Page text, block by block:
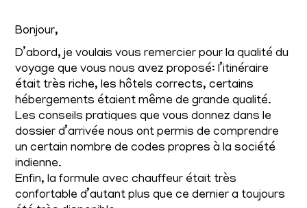
Bonjour,
D’abord, je voulais vous remercier pour la qualité du
voyage que vous nous avez proposé: l’itinéraire
était très riche, les hôtels corrects, certains
hébergements étaient même de grande qualité.
Les conseils pratiques que vous donnez dans le
dossier d’arrivée nous ont permis de comprendre
un certain nombre de codes propres à la société
indienne.
Enfin, la formule avec chauffeur était très
confortable d’autant plus que ce dernier a toujours